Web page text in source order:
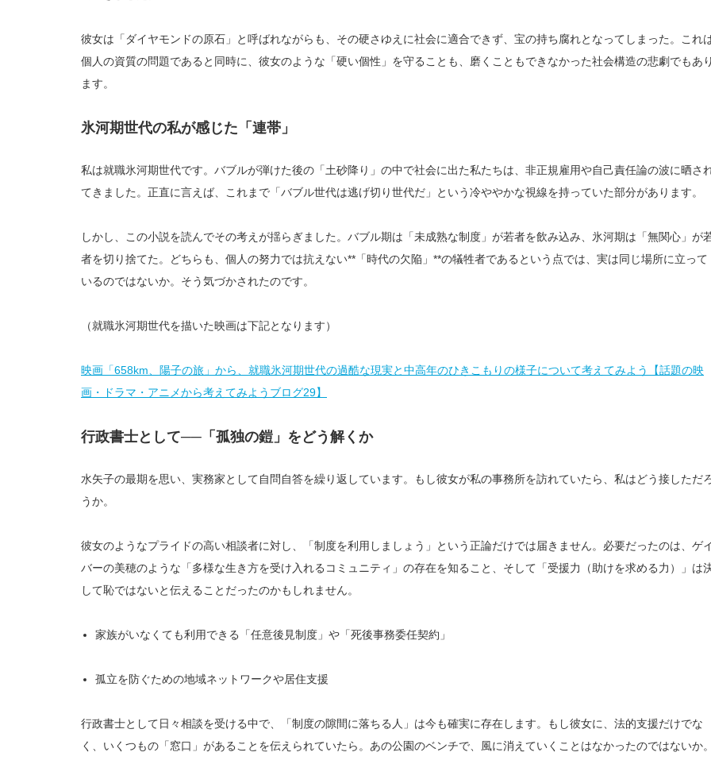
彼女は「ダイヤモンドの原石」と呼ばれながらも、その硬さゆえに社会に適合できず、宝の持ち腐れとなってしまった。これ
個人の資質の問題であると同時に、彼女のような「硬い個性」を守ることも、磨くこともできなかった社会構造の悲劇でもあ
ます。
氷河期世代の私が感じた「連帯」
私は就職氷河期世代です。バブルが弾けた後の「土砂降り」の中で社会に出た私たちは、非正規雇用や自己責任論の波に晒さ
てきました。正直に言えば、これまで「バブル世代は逃げ切り世代だ」という冷ややかな視線を持っていた部分があります。
しかし、この小説を読んでその考えが揺らぎました。バブル期は「未成熟な制度」が若者を飲み込み、氷河期は「無関心」が
者を切り捨てた。どちらも、個人の努力では抗えない**「時代の欠陥」**の犠牲者であるという点では、実は同じ場所に立って
いるのではないか。そう気づかされたのです。
（就職氷河期世代を描いた映画は下記となります）
映画「658km、陽子の旅」から、就職氷河期世代の過酷な現実と中高年のひきこもりの様子について考えてみよう【話題の映
画・ドラマ・アニメから考えてみようブログ29】
行政書士として──「孤独の鎧」をどう解くか
水矢子の最期を思い、実務家として自問自答を繰り返しています。もし彼女が私の事務所を訪れていたら、私はどう接しただ
うか。
彼女のようなプライドの高い相談者に対し、「制度を利用しましょう」という正論だけでは届きません。必要だったのは、ゲ
バーの美穂のような「多様な生き方を受け入れるコミュニティ」の存在を知ること、そして「受援力（助けを求める力）」は
して恥ではないと伝えることだったのかもしれません。
家族がいなくても利用できる「任意後見制度」や「死後事務委任契約」
孤立を防ぐための地域ネットワークや居住支援
行政書士として日々相談を受ける中で、「制度の隙間に落ちる人」は今も確実に存在します。もし彼女に、法的支援だけでな
く、いくつもの「窓口」があることを伝えられていたら。あの公園のベンチで、風に消えていくことはなかったのではないか